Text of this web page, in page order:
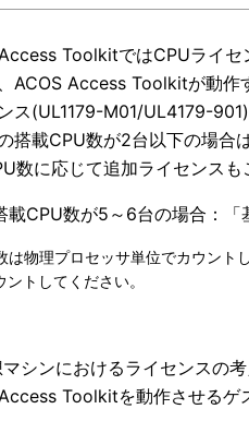
ToolkitではCPUライセ
ACOS Access Toolkitが動作
ス(UL1179-M01/UL4179-901)
搭載CPU数が2台以下の場合
数に応じて追加ライセンス
載CPU数が5～6台の場合：
は物理プロセッサ単位でカウント
ントしてください。
シンにおけるライセンスの
Toolkitを動作させるゲ